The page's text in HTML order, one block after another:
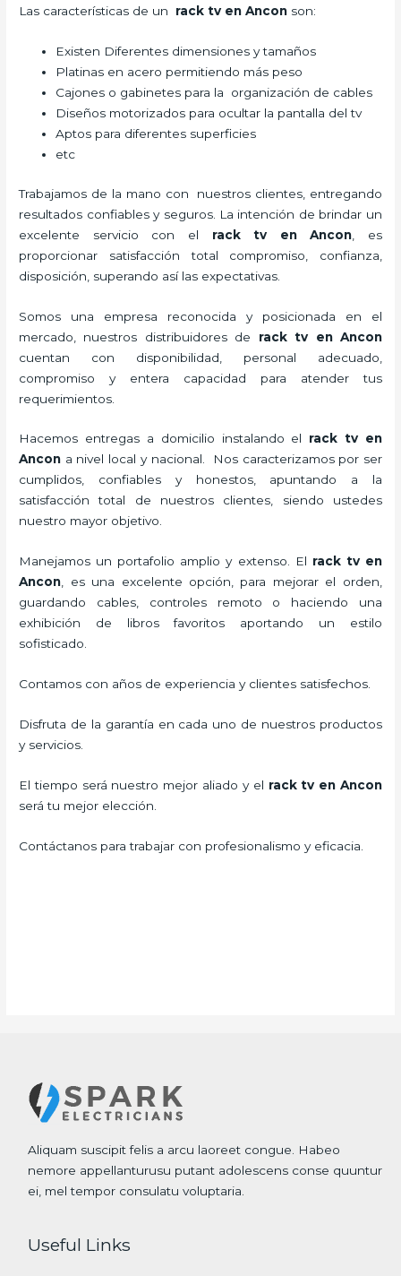
Las características de un rack tv en Ancon son:
Existen Diferentes dimensiones y tamaños
Platinas en acero permitiendo más peso
Cajones o gabinetes para la organización de cables
Diseños motorizados para ocultar la pantalla del tv
Aptos para diferentes superficies
etc
Trabajamos de la mano con nuestros clientes, entregando
resultados confiables y seguros. La intención de brindar un
excelente servicio con el rack tv en Ancon , es
proporcionar satisfacción total compromiso, confianza,
disposición, superando así las expectativas.
Somos una empresa reconocida y posicionada en el
mercado, nuestros distribuidores de rack tv en Ancon
cuentan con disponibilidad, personal adecuado,
compromiso y entera capacidad para atender tus
requerimientos.
Hacemos entregas a domicilio instalando el rack tv en
Ancon a nivel local y nacional.
Nos caracterizamos por ser
cumplidos, confiables y honestos, apuntando a la
satisfacción total de nuestros clientes, siendo ustedes
nuestro mayor objetivo.
Manejamos un portafolio amplio y extenso. El rack tv en
Ancon, es una excelente opción, para mejorar el orden,
guardando cables, controles remoto o haciendo una
exhibición de libros favoritos aportando un estilo
sofisticado.
Contamos con años de experiencia y clientes satisfechos.
Disfruta de la garantía en cada uno de nuestros productos
y servicios.
El tiempo será nuestro mejor aliado y el rack tv en Ancon
será tu mejor elección.
Contáctanos para trabajar con profesionalismo y eficacia.
Aliquam suscipit felis a arcu laoreet congue. Habeo
nemore appellanturusu putant adolescens conse quuntur
ei, mel tempor consulatu voluptaria.
Useful Links